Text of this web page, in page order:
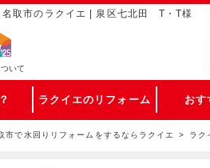
名取市のラクイエ | 泉区七北田 T・T様
いて
ラクイエのリフォーム おす
市で水回りリフォームをするならラクイエ ラク